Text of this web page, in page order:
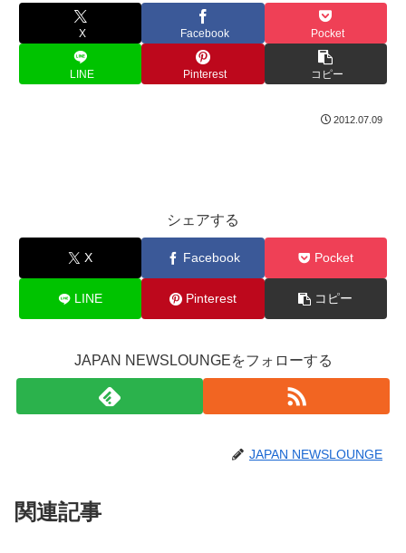
X Facebook Pocket
LINE Pinterest コピー
2012.07.09
シェアする
X Facebook Pocket
LINE Pinterest コピー
JAPAN NEWSLOUNGEをフォローする
JAPAN NEWSLOUNGE
関連記事